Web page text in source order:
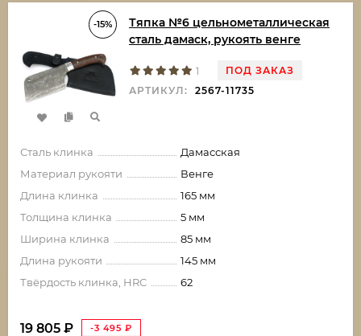
-15%
Тяпка №6 цельнометаллическая
сталь дамаск, рукоять венге
1
ПОД ЗАКАЗ
АРТИКУЛ:
2567-11735
Сталь клинка
Дамасская
Материал рукояти
Венге
Длина клинка
165 мм
Толщина клинка
5 мм
Ширина клинка
85 мм
Длина рукояти
145 мм
Твёрдость клинка, HRC
62
19 805 ₽ -3 495 ₽